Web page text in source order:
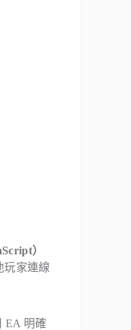
）
玩家連線
EA 明確